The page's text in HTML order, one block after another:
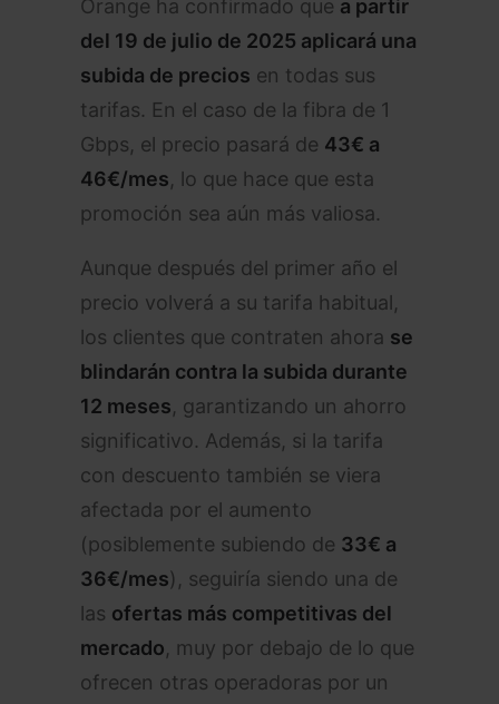
Orange ha confirmado que a partir
del 19 de julio de 2025 aplicará una
subida de precios en todas sus
tarifas. En el caso de la fibra de 1
Gbps, el precio pasará de 43€ a
46€/mes, lo que hace que esta
promoción sea aún más valiosa.
Aunque después del primer año el
precio volverá a su tarifa habitual,
los clientes que contraten ahora se
blindarán contra la subida durante
12 meses, garantizando un ahorro
significativo. Además, si la tarifa
con descuento también se viera
afectada por el aumento
(posiblemente subiendo de 33€ a
36€/mes), seguiría siendo una de
las ofertas más competitivas del
mercado, muy por debajo de lo que
ofrecen otras operadoras por un